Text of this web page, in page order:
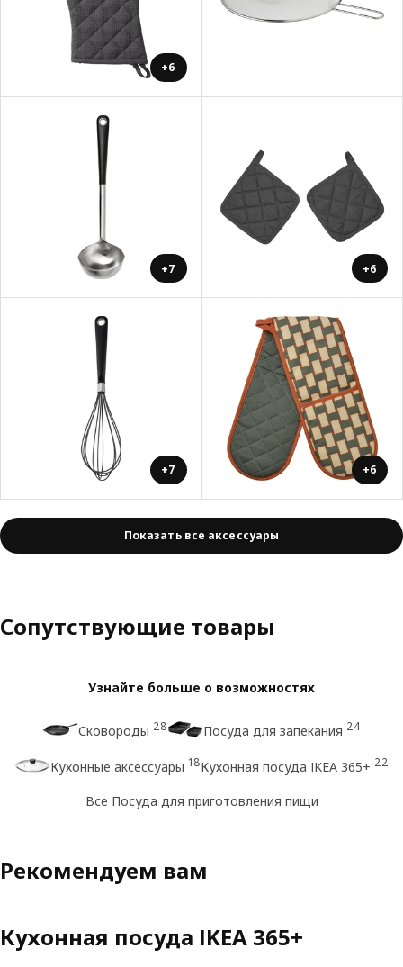
+6
+7 +6
+7 +6
Показать все аксессуары
Сопутствующие товары
Узнайте больше о возможностях
Сковороды 28 Посуда для запекания 24
Кухонные аксессуары 18Кухонная посуда IKEA 365+ 22
Все Посуда для приготовления пищи
Рекомендуем вам
Кухонная посуда IKEA 365+